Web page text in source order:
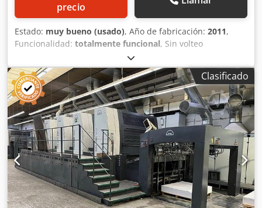
precio
Estado: muy bueno (usado), Año de fabricación: 2011,
Funcionalidad: totalmente funcional, Sin volteo
Transmisión directa InlineColorPilot IPC (Graphometronic):
Sistema de medición y control de registro y color PressPilot
puesto de mando APL (cambiador automático de
planchas): Sistema automático de cambio de planchas con
sujeción y tensado motorizado de las planchas de
impresión IntegrationPilot plus Sistema automático de
lavado de cilindros de impresión Sistema automático de
lavado de rodillos entintadores Sistema automático de
lavado de mantilla con cepillo SelectAntistatic: Sistema de
ionización para alimentador y salida, marca Eltex Non-stop
LCS: Software de estabilización de baja cobertura para el
ajuste de la sección de entintado con tiradas muy cortas
Quickstart: Software para la optimización del control de la
Clasificado